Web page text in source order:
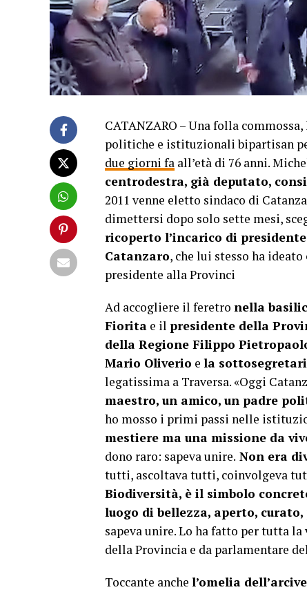
CATANZARO – Una folla
politiche e istituzionali bipartisan
due giorni fa all’età di 76 anni.
centrodestra, già deputato,
2011 venne eletto sindaco di
dimettersi dopo solo sette mesi,
ricoperto l’incarico di
Catanzaro, che lui stesso ha
presidente alla Provinci
Ad accogliere il feretro nella
Fiorita e il presidente della
della Regione Filippo
Mario Oliverio e la
legatissima a Traversa. «Oggi
maestro, un amico, un padre
ho mosso i primi passi nelle
mestiere ma una missione da
dono raro: sapeva unire. Non era
tutti, ascoltava tutti, coinvolgeva
Biodiversità, è il simbolo
luogo di bellezza, aperto,
sapeva unire. Lo ha fatto per tutta
della Provincia e da parlamentare
Toccante anche l’omelia